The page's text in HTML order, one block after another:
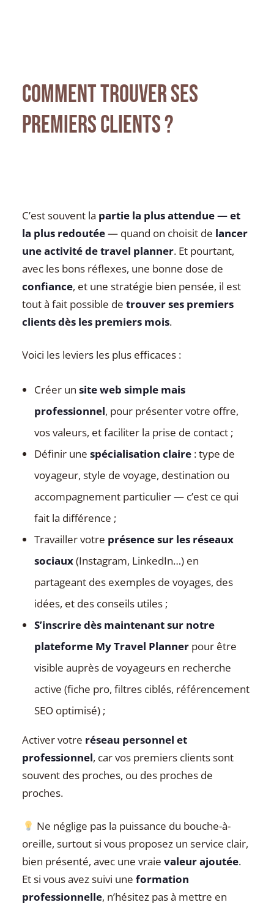
Comment trouver ses
premiers clients ?
C’est souvent la partie la plus attendue — et
la plus redoutée— quand on choisit de lancer
une activité de travel planner. Et pourtant,
avec les bons réflexes, une bonne dose de
confiance, et une stratégie bien pensée, il est
tout à fait possible detrouver ses premiers
clients dès les premiers mois.
Voici les leviers les plus efficaces :
Créer unsite web simple mais
professionnel, pour présenter votre offre,
vos valeurs, et faciliter la prise de contact ;
Définir unespécialisation claire : type de
voyageur, style de voyage, destination ou
accompagnement particulier — c’est ce qui
fait la différence ;
Travailler votre présence sur les réseaux
sociaux(Instagram, LinkedIn…) en
partageant des exemples de voyages, des
idées, et des conseils utiles ;
S’inscrire dès maintenant sur notre
plateforme My Travel Planner pour être
visible auprès de voyageurs en recherche
active (fiche pro, filtres ciblés, référencement
SEO optimisé) ;
Activer votre réseau personnel et
professionnel, car vos premiers clients sont
souvent des proches, ou des proches de
proches.
Ne néglige pas la puissance du bouche-à-
oreille, surtout si vous proposez un service clair,
bien présenté, avec une vraievaleur ajoutée.
Et si vous avez suivi uneformation
professionnelle, n’hésitez pas à mettre en